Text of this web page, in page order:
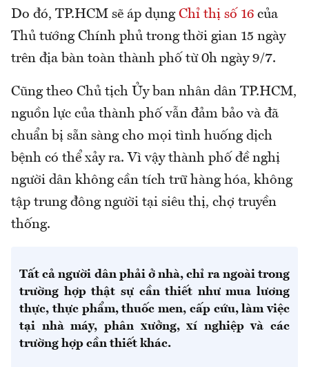
Do đó, TP.HCM sẽ áp dụng Chỉ thị số 16 của
Thủ tướng Chính phủ trong thời gian 15 ngày
trên địa bàn toàn thành phố từ 0h ngày 9/7.
Cũng theo Chủ tịch Ủy ban nhân dân TP.HCM,
nguồn lực của thành phố vẫn đảm bảo và đã
chuẩn bị sẵn sàng cho mọi tình huống dịch
bệnh có thể xảy ra. Vì vậy thành phố đề nghị
người dân không cần tích trữ hàng hóa, không
tập trung đông người tại siêu thị, chợ truyền
thống.
Tất cả người dân phải ở nhà, chỉ ra ngoài trong
trường hợp thật sự cần thiết như mua lương
thực, thực phẩm, thuốc men, cấp cứu, làm việc
tại nhà máy, phân xưởng, xí nghiệp và các
trường hợp cần thiết khác.